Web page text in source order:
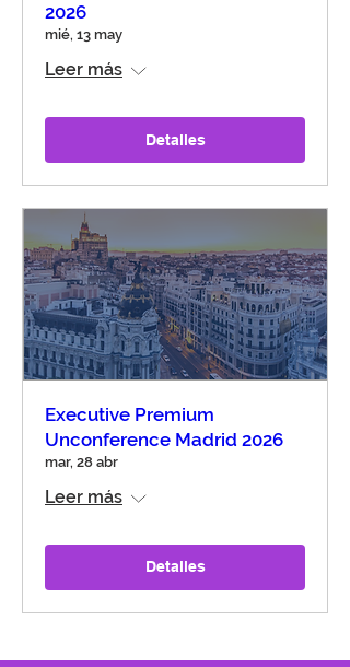
2026
mié, 13 may
Leer más
Detalles
Executive Premium
Unconference Madrid 2026
mar, 28 abr
Leer más
Detalles